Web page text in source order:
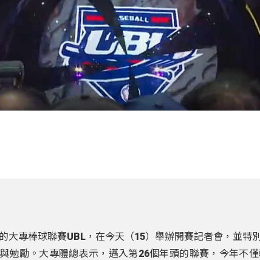
大專棒球聯賽UBL，在今天（15）舉辦開賽記者會，並特
勉勵。大專體總表示，邁入第26個年頭的聯賽，今年不